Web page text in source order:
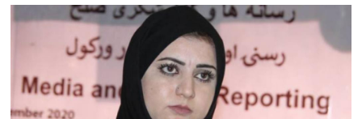
k
p
forzada
y
Comisión
de
Búsqueda
de